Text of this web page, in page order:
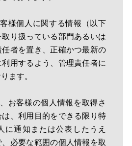
様個人に関する情報（以下
取り扱っている部門あるいは
者を置き、正確かつ最新の
用するよう、管理責任者に
ます。
お客様の個人情報を取得さ
、利用目的をできる限り特
に通知または公表したうえ
必要な範囲の個人情報を取